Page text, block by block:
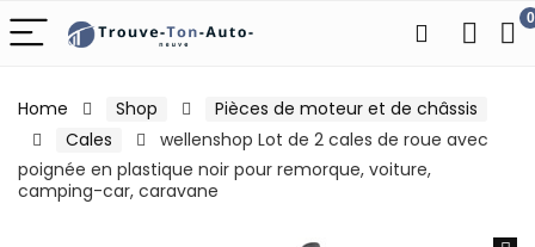
0
Home Shop
Pièces de moteur et de châssis
Cales
wellenshop Lot de 2 cales de roue avec
poignée en plastique noir pour remorque, voiture,
camping-car, caravane